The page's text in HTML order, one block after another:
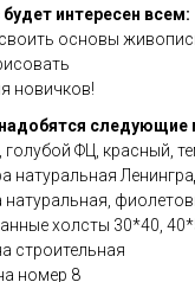
интересен всем:
основы
новичков!
следующие
голубой ФЦ, красный,
натуральная
натуральная,
холсты 30*40,
строительная
номер 8